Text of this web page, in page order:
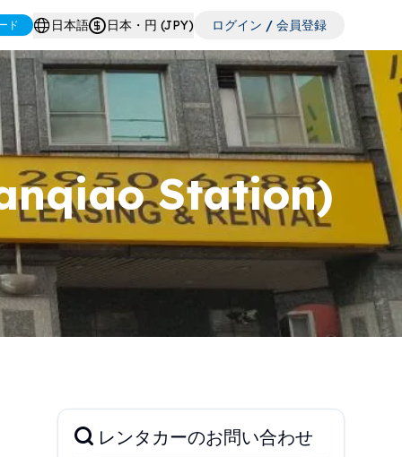
ド 日本語 日本・円 (JPY) ログイン / 会員登録
Station)
レンタカーのお問い合わせ